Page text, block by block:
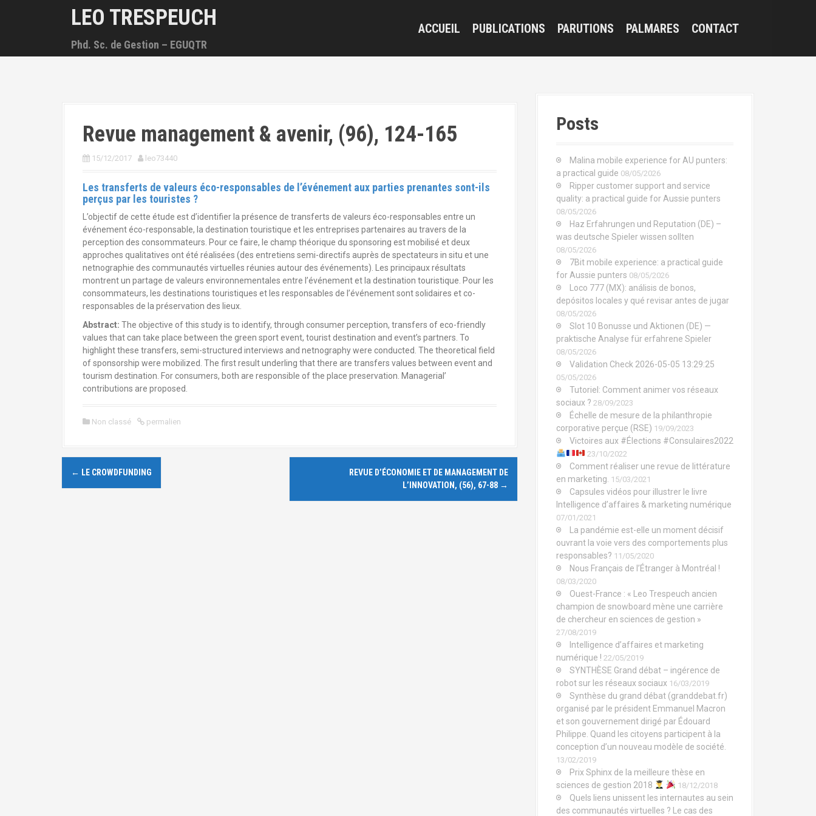
r
LEO TRESPEUCH
Phd. Sc. de Gestion – EGUQTR
ACCUEIL PUBLICATIONS PARUTIONS PALMARES CONTACT
Revue management & avenir, (96), 124-165
15/12/2017 leo73440
Les transferts de valeurs éco-responsables de l’événement aux parties prenantes sont-ils
perçus par les touristes ?
L’objectif de cette étude est d’identifier la présence de transferts de valeurs éco-responsables entre un
événement éco-responsable, la destination touristique et les entreprises partenaires au travers de la
perception des consommateurs. Pour ce faire, le champ théorique du sponsoring est mobilisé et deux
approches qualitatives ont été réalisées (des entretiens semi-directifs auprès de spectateurs in situ et une
netnographie des communautés virtuelles réunies autour des événements). Les principaux résultats
montrent un partage de valeurs environnementales entre l’événement et la destination touristique. Pour les
consommateurs, les destinations touristiques et les responsables de l’événement sont solidaires et co-
responsables de la préservation des lieux.
Abstract: The objective of this study is to identify, through consumer perception, transfers of eco-friendly
values that can take place between the green sport event, tourist destination and event’s partners. To
highlight these transfers, semi-structured interviews and netnography were conducted. The theoretical field
of sponsorship were mobilized. The first result underling that there are transfers values between event and
tourism destination. For consumers, both are responsible of the place preservation. Managerial’
contributions are proposed.
Non classé permalien
N
a
← LE CROWDFUNDING
REVUE D’ÉCONOMIE ET DE MANAGEMENT DE
L’INNOVATION, (56), 67-88 →
Posts
Malina mobile experience for AU punters:
a practical guide 08/05/2026
Ripper customer support and service
quality: a practical guide for Aussie punters
08/05/2026
Haz Erfahrungen und Reputation (DE) –
was deutsche Spieler wissen sollten
08/05/2026
7Bit mobile experience: a practical guide
for Aussie punters 08/05/2026
Loco 777 (MX): análisis de bonos,
depósitos locales y qué revisar antes de jugar
08/05/2026
Slot 10 Bonusse und Aktionen (DE) —
praktische Analyse für erfahrene Spieler
08/05/2026
Validation Check 2026-05-05 13:29:25
05/05/2026
Tutoriel: Comment animer vos réseaux
sociaux ? 28/09/2023
Échelle de mesure de la philanthropie
corporative perçue (RSE) 19/09/2023
Victoires aux #Élections #Consulaires2022
23/10/2022
Comment réaliser une revue de littérature
en marketing. 15/03/2021
Capsules vidéos pour illustrer le livre
Intelligence d’affaires & marketing numérique
07/01/2021
La pandémie est-elle un moment décisif
ouvrant la voie vers des comportements plus
responsables? 11/05/2020
Nous Français de l’Étranger à Montréal !
08/03/2020
Ouest-France : « Leo Trespeuch ancien
champion de snowboard mène une carrière
de chercheur en sciences de gestion »
27/08/2019
Intelligence d’affaires et marketing
numérique ! 22/05/2019
SYNTHÈSE Grand débat – ingérence de
robot sur les réseaux sociaux 16/03/2019
Synthèse du grand débat (granddebat.fr)
organisé par le président Emmanuel Macron
et son gouvernement dirigé par Édouard
Philippe. Quand les citoyens participent à la
conception d’un nouveau modèle de société.
13/02/2019
Prix Sphinx de la meilleure thèse en
sciences de gestion 2018
18/12/2018
Quels liens unissent les internautes au sein
des communautés virtuelles ? Le cas des